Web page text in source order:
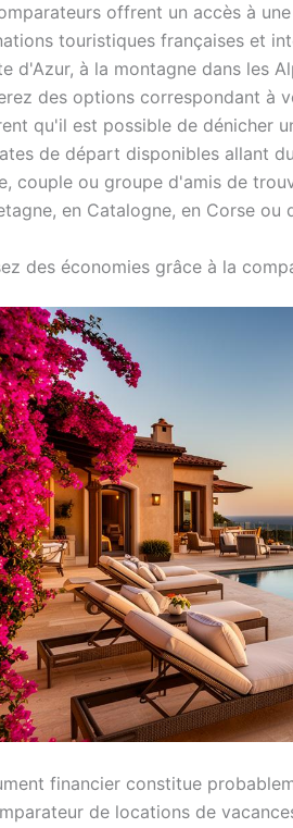
offrent un accès à
touristiques françaises et
d'Azur, à la montagne dans les
des options correspondant à
qu'il est possible de dénicher
de départ disponibles allant
couple ou groupe d'amis de
en Catalogne, en Corse ou
des économies grâce à la
financier constitue
de locations de